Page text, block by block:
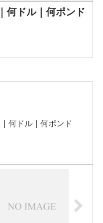
何ドル｜何ポンド
何ドル｜何ポンド